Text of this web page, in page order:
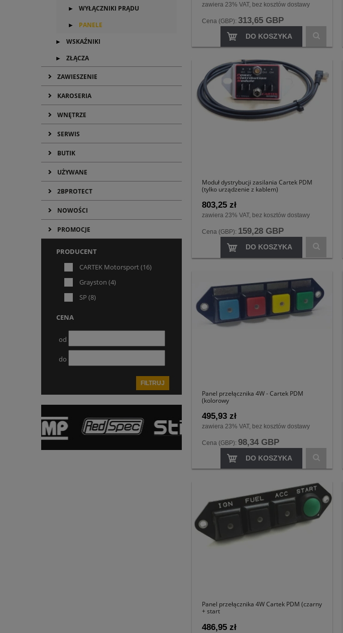
WYŁĄCZNIKI PRĄDU
PANELE
WSKAŹNIKI
ZŁĄCZA
ZAWIESZENIE
KAROSERIA
WNĘTRZE
SERWIS
BUTIK
UŻYWANE
2BPROTECT
NOWOŚCI
PROMOCJE
PRODUCENT
CARTEK Motorsport(16)
Grayston (4)
SP (8)
CENA
od
do
FILTRUJ
zawiera 23% VAT, bez kosztów dostawy
Cena (GBP): 313,65 GBP
DO KOSZYKA
Moduł dystrybucji zasilania Cartek PDM
(tylko urządzenie z kablem)
803,25 zł
zawiera 23% VAT, bez kosztów dostawy
Cena (GBP): 159,28 GBP
DO KOSZYKA
Panel przełącznika 4W - Cartek PDM
(kolorowy
495,93 zł
zawiera 23% VAT, bez kosztów dostawy
Cena (GBP): 98,34 GBP
DO KOSZYKA
Panel przełącznika 4W Cartek PDM (czarny
+ start
486,95 zł